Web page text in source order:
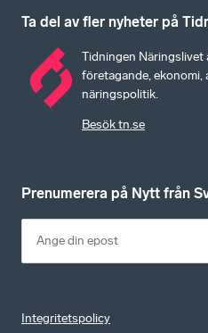
Ta del av fler nyheter på
Tidningen Näringslivet
företagande, ekonomi,
näringspolitik.
Besök tn.se
Prenumerera på Nytt från
Integritetspolicy